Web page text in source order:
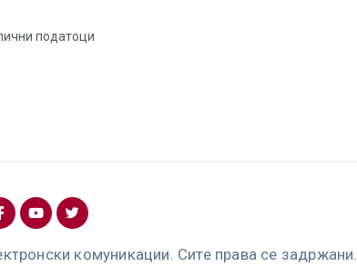
податоци
комуникации. Сите права се задржани.